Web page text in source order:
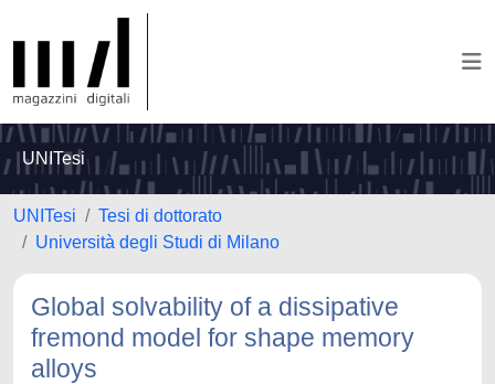
UNITesi
UNITesi
Tesi di dottorato
Università degli Studi di Milano
Global solvability of a dissipative
fremond model for shape memory
alloys